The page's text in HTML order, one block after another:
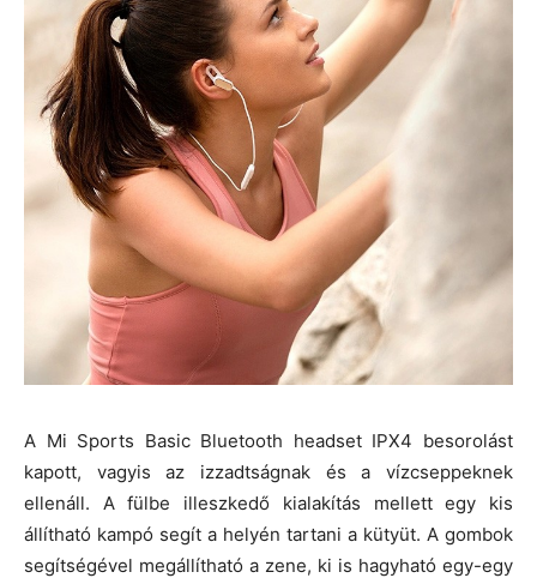
A Mi Sports Basic Bluetooth headset IPX4 besorolást
kapott, vagyis az izzadtságnak és a vízcseppeknek
ellenáll. A fülbe illeszkedő kialakítás mellett egy kis
állítható kampó segít a helyén tartani a kütyüt. A gombok
segítségével megállítható a zene, ki is hagyható egy-egy